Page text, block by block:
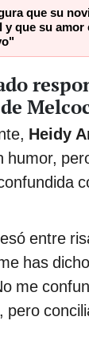
que su
y que su
Heidy
humor,
entre
has
me
pero